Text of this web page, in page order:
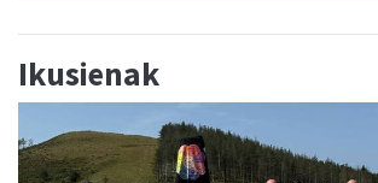
Ikusienak